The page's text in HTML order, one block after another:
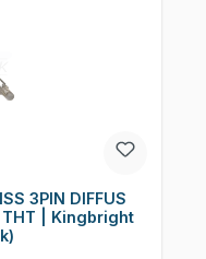
3PIN DIFFUS
THT | Kingbright